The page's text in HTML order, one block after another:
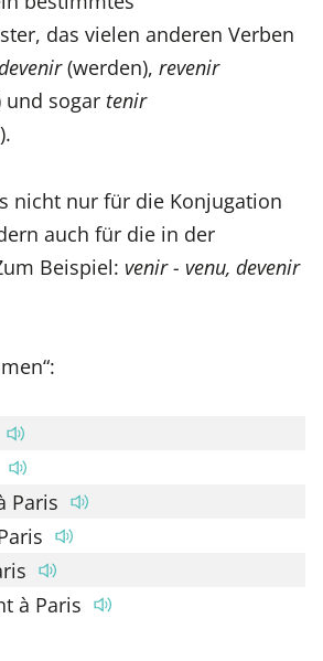
das vielen anderen Verben
devenir(werden), revenir
und sogar tenir
nicht nur für die Konjugation
auch für die in der
Beispiel: venir - venu, devenir
Paris
à Paris